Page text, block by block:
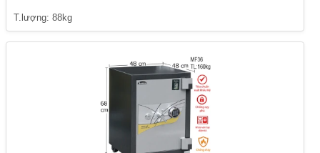
T.lượng: 88kg